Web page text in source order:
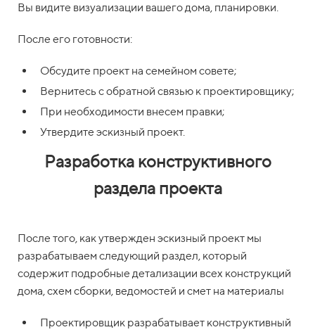
Вы видите визуализации вашего дома, планировки.
После его готовности:
Обсудите проект на семейном совете;
Вернитесь с обратной связью к проектировщику;
При необходимости внесем правки;
Утвердите эскизный проект.
Разработка конструктивного
раздела проекта
После того, как утвержден эскизный проект мы
разрабатываем следующий раздел, который
содержит подробные детализации всех конструкций
дома, схем сборки, ведомостей и смет на материалы
Проектировщик разрабатывает конструктивный